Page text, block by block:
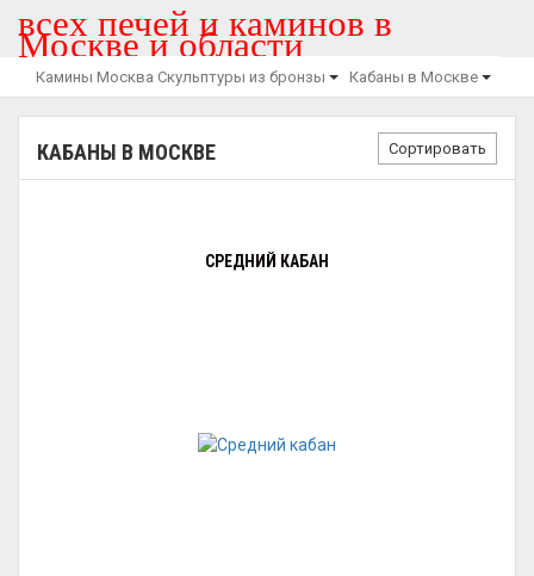
всех печей и каминов в
Москве и области
Камины Москва Скульптуры из бронзы Кабаны в Москве
КАБАНЫ В МОСКВЕ Сортировать
СРЕДНИЙ КАБАН